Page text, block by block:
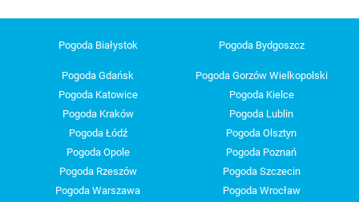
Pogoda Białystok Pogoda Bydgoszcz
Pogoda Gdańsk
Pogoda Gorzów Wielkopolski
Pogoda Katowice
Pogoda Kielce
Pogoda Kraków
Pogoda Lublin
Pogoda Łódź
Pogoda Olsztyn
Pogoda Opole
Pogoda Poznań
Pogoda Rzeszów
Pogoda Szczecin
Pogoda Warszawa
Pogoda Wrocław